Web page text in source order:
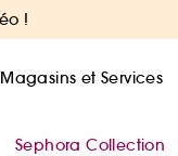
!
Magasins et Services
Sephora Collection